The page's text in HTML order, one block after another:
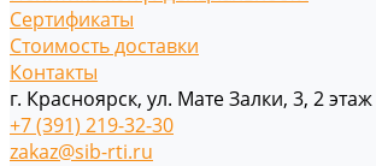
Сертификаты
Стоимость доставки
Контакты
г. Красноярск, ул. Мате Залки, 3, 2 этаж
+7 (391) 219-32-30
zakaz@sib-rti.ru